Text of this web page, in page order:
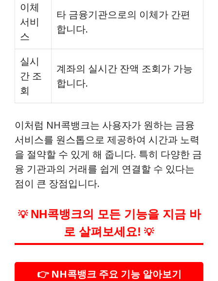
이체
서비
스
타 금융기관으로의 이체가 간편
합니다.
실시
간 조
회
계좌의 실시간 잔액 조회가 가능
합니다.
이처럼 NH콕뱅크는 사용자가 원하는 금융
서비스를 원스톱으로 제공하여 시간과 노력
을 절약할 수 있게 해 줍니다. 특히 다양한 금
융 기관과의 거래를 쉽게 연결할 수 있다는
점이 큰 장점입니다.
💡 NH콕뱅크의 모든 기능을 지금 바
로 살펴보세요! 💡
👉 NH콕뱅크 주요 기능 알아보기